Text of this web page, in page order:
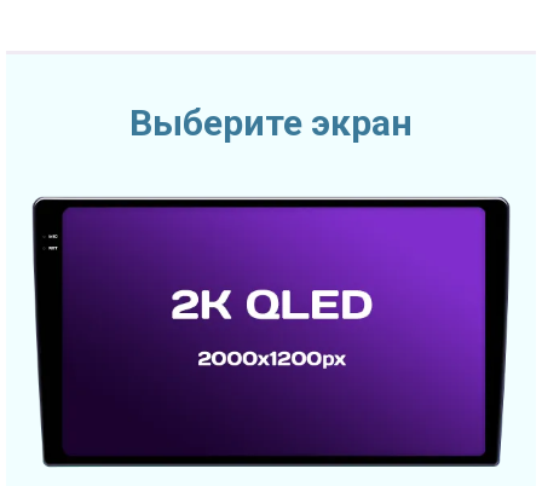
Выберите экран